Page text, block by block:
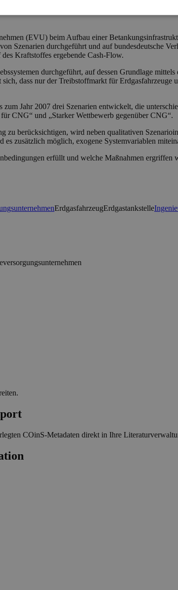
(EVU) beim Aufbau einer
Szenarien durchgeführt und auf bundesdeutsche
Kraftstoffes ergebende Cash-Flow.
durchgeführt, auf dessen Grundlage
dass nur der Treibstoffmarkt für Erdgasfahrzeuge
zum Jahr 2007 drei Szenarien entwickelt, die
CNG“ und „Starker Wettbewerb gegenüber CNG“.
berücksichtigen, wird neben qualitativen
zusätzlich möglich, exogene Systemvariablen
erfüllt und welche Maßnahmen
ErdgasfahrzeugErdgastankstelle
COinS-Metadaten direkt in Ihre